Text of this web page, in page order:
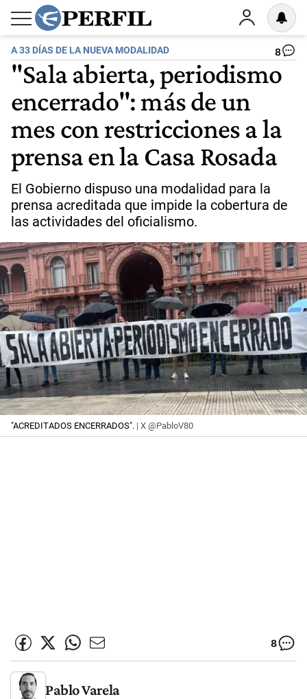
A 33 DÍAS DE LA NUEVA MODALIDAD 8
"Sala abierta, periodismo
encerrado": más de un
mes con restricciones a la
prensa en la Casa Rosada
El Gobierno dispuso una modalidad para la
prensa acreditada que impide la cobertura de
las actividades del oficialismo.
"ACREDITADOS ENCERRADOS". | X @PabloV80
8
Pablo Varela